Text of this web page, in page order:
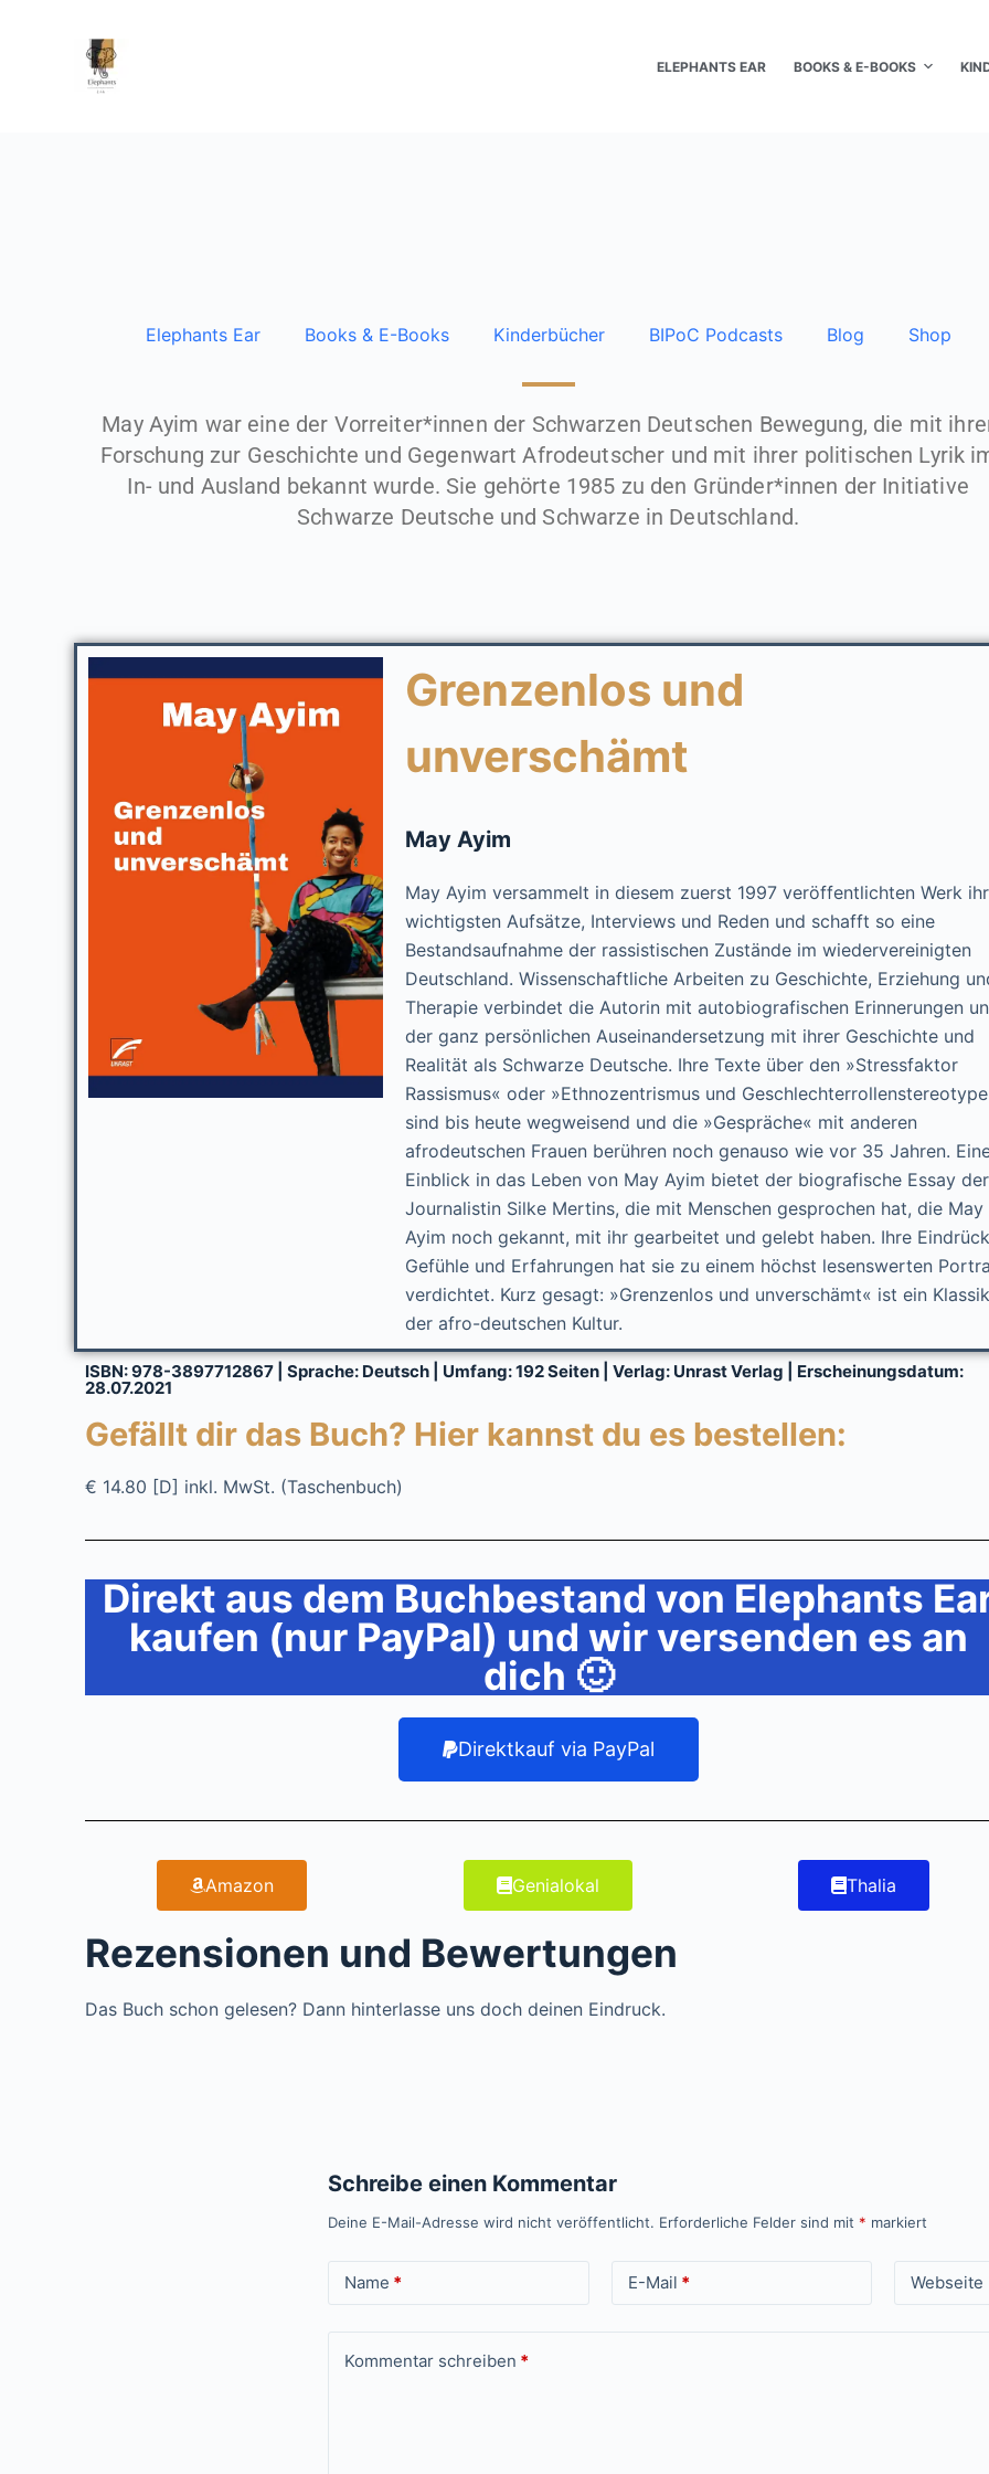
ELEPHANTS EAR BOOKS & E-BOOKS
Elephants Ear Books & E-Books Kinderbücher BIPoC Podcasts Blog Shop
May Ayim war eine der Vorreiter*innen der Schwarzen Deutschen Bewegung, die mit
Forschung zur Geschichte und Gegenwart Afrodeutscher und mit ihrer politischen Lyrik
In- und Ausland bekannt wurde. Sie gehörte 1985 zu den Gründer*innen der Initiative
Schwarze Deutsche und Schwarze in Deutschland.
Grenzenlos und
unverschämt
May Ayim
May Ayim versammelt in diesem zuerst 1997 veröffentlichten Werk
wichtigsten Aufsätze, Interviews und Reden und schafft so eine
Bestandsaufnahme der rassistischen Zustände im wiedervereinigten
Deutschland. Wissenschaftliche Arbeiten zu Geschichte, Erziehung
Therapie verbindet die Autorin mit autobiografischen Erinnerungen
der ganz persönlichen Auseinandersetzung mit ihrer Geschichte und
Realität als Schwarze Deutsche. Ihre Texte über den »Stressfaktor
Rassismus« oder »Ethnozentrismus und
sind bis heute wegweisend und die »Gespräche« mit anderen
afrodeutschen Frauen berühren noch genauso wie vor 35 Jahren.
Einblick in das Leben von May Ayim bietet der biografische Essay der
Journalistin Silke Mertins, die mit Menschen gesprochen hat, die May
Ayim noch gekannt, mit ihr gearbeitet und gelebt haben. Ihre
Gefühle und Erfahrungen hat sie zu einem höchst lesenswerten
verdichtet. Kurz gesagt: »Grenzenlos und unverschämt« ist ein
der afro-deutschen Kultur.
ISBN: 978-3897712867 | Sprache: Deutsch | Umfang: 192 Seiten | Verlag: Unrast Verlag | Erscheinungsdatum:
28.07.2021
Gefällt dir das Buch? Hier kannst du es bestellen:
€ 14.80 [D] inkl. MwSt. (Taschenbuch)
Direkt aus dem Buchbestand von Elephants
kaufen (nur PayPal) und wir versenden es an
dich 🙂
Direktkauf via PayPal
Amazon Genialokal Thalia
Rezensionen und Bewertungen
Das Buch schon gelesen? Dann hinterlasse uns doch deinen Eindruck.
Schreibe einen Kommentar
Deine E-Mail-Adresse wird nicht veröffentlicht. Erforderliche Felder sind mit * markiert
Name * E-Mail * Webseite
Kommentar schreiben *